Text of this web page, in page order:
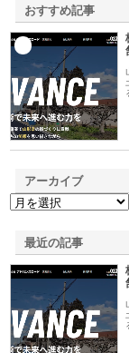
おすすめ記事
アーカイブ
最近の記事